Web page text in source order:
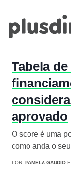
Tabela
aprovado
O score é uma
como anda o
POR: PAMELA GAUDIO